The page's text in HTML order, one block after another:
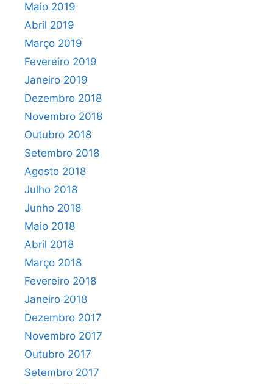
Maio 2019
Abril 2019
Março 2019
Fevereiro 2019
Janeiro 2019
Dezembro 2018
Novembro 2018
Outubro 2018
Setembro 2018
Agosto 2018
Julho 2018
Junho 2018
Maio 2018
Abril 2018
Março 2018
Fevereiro 2018
Janeiro 2018
Dezembro 2017
Novembro 2017
Outubro 2017
Setembro 2017